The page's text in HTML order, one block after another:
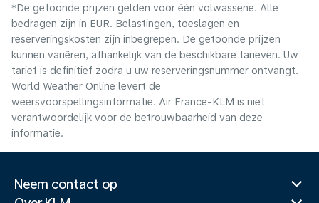
*De getoonde prijzen gelden voor één volwassene. Alle
bedragen zijn in EUR. Belastingen, toeslagen en
reserveringskosten zijn inbegrepen. De getoonde prijzen
kunnen variëren, afhankelijk van de beschikbare tarieven. Uw
tarief is definitief zodra u uw reserveringsnummer ontvangt.
World Weather Online levert de
weersvoorspellingsinformatie. Air France-KLM is niet
verantwoordelijk voor de betrouwbaarheid van deze
informatie.
Neem contact op